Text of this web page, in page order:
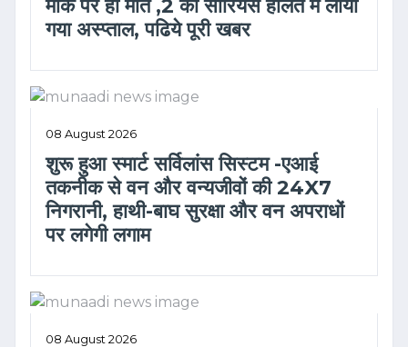
मौके पर ही मौत ,2 को सीरियस हालत में लाया
गया अस्प्ताल, पढिये पूरी खबर
08 August 2026
शुरू हुआ स्मार्ट सर्विलांस सिस्टम -एआई
तकनीक से वन और वन्यजीवों की 24X7
निगरानी, हाथी-बाघ सुरक्षा और वन अपराधों
पर लगेगी लगाम
08 August 2026